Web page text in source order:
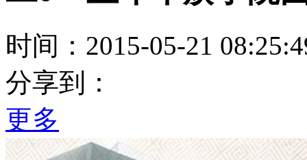
时间：2015-05-21
分享到：
更多